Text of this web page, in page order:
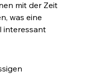
mit der Zeit
was eine
interessant